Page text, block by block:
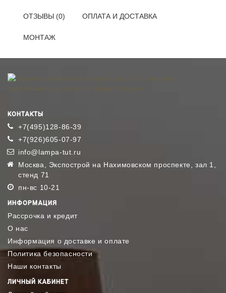
ОТЗЫВЫ (0) ОПЛАТА И ДОСТАВКА
МОНТАЖ
КОНТАКТЫ
+7(495)128-86-39
+7(926)605-07-97
info@lampa-tut.ru
Москва, Экспострой на Нахимовском проспекте, зал 1,
стенд 71
пн-вс 10-21
ИНФОРМАЦИЯ
Рассрочка и кредит
О нас
Информация о доставке и оплате
Политика безопасности
Наши контакты
ЛИЧНЫЙ КАБИНЕТ